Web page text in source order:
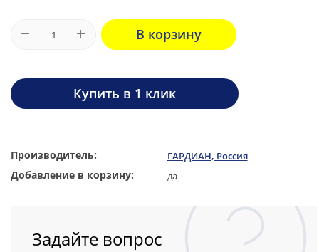
Производитель: ГАРДИАН, Россия
Добавление в корзину: да
В корзину
Купить в 1 клик
Задайте вопрос